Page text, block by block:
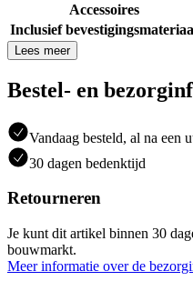
Accessoires
Inclusief
Lees meer
Bestel- en
Vandaag besteld, al na een
30 dagen bedenktijd
Retourneren
Je kunt dit artikel binnen 30
bouwmarkt.
Meer informatie over de